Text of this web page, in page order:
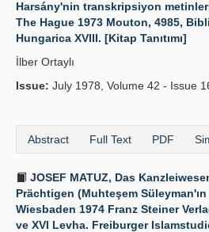
Harsány'nin transkripsiyon
The Hague 1973 Mouton, 4985,
Hungarica XVIII. [Kitap Tanıtımı]
İlber Ortaylı
Issue: July 1978, Volume 42 - Issue
Abstract Full Text PDF
JOSEF MATUZ, Das
Prächtigen (Muhteşem Süleyman'ın
Wiesbaden 1974 Franz Steiner
ve XVI Levha. Freiburger